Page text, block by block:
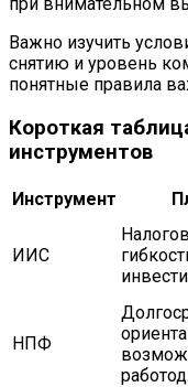
при внимательном
Важно изучить
снятию и уровень
понятные правила
Короткая
инструментов
Инструмент
ИИС
НПФ